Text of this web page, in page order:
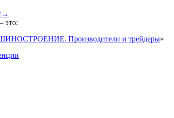
→
это:
Производители и трейдеры»